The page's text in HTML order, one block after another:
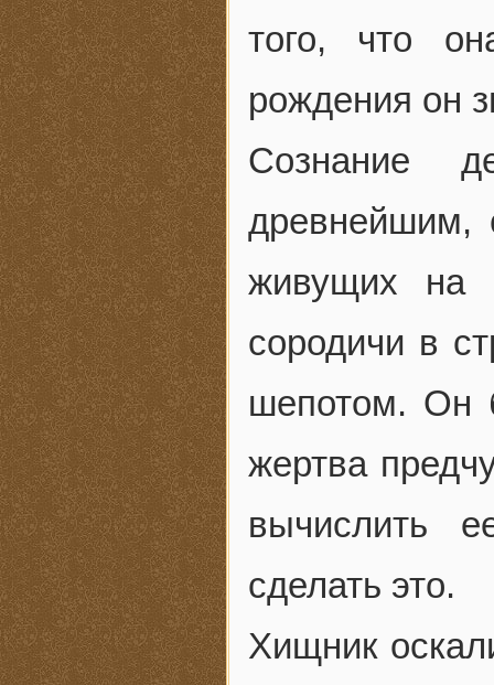
того, что
рождения он
Сознание
древнейшим,
живущих
сородичи в
шепотом.
жертва
вычислить
сделать это.
Хищник